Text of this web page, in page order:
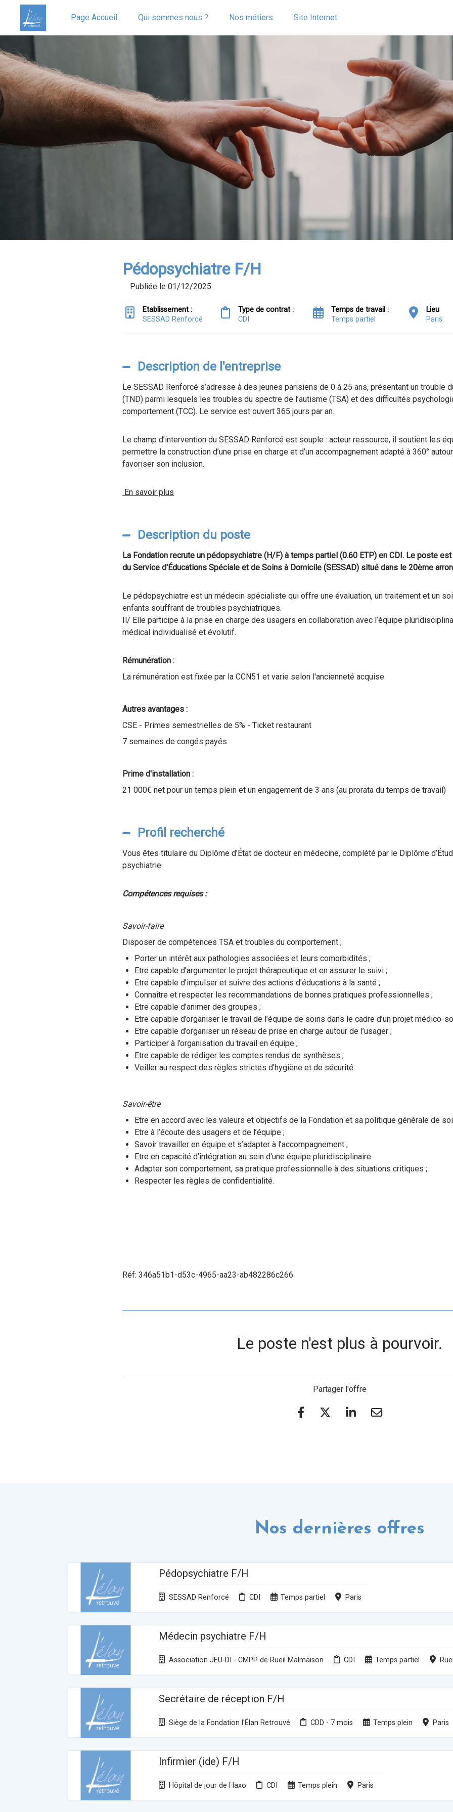
Page Accueil Qui sommes nous ? Nos métiers Site Internet
Pédopsychiatre F/H
Publiée le 01/12/2025
Etablissement :
SESSAD Renforcé
Type de contrat :
CDI
Temps de travail :
Temps partiel
Lieu
Paris
Description de l'entreprise
Le SESSAD Renforcé s’adresse à des jeunes parisiens de 0 à 25 ans, présentant un trouble
(TND) parmi lesquels les troubles du spectre de l’autisme (TSA) et des difficultés
comportement (TCC). Le service est ouvert 365 jours par an.
Le champ d’intervention du SESSAD Renforcé est souple : acteur ressource, il soutient les
permettre la construction d’une prise en charge et d’un accompagnement adapté à 360°
favoriser son inclusion.
En savoir plus
Description du poste
La Fondation recrute un pédopsychiatre (H/F) à temps partiel (0.60 ETP) en CDI. Le poste
du Service d'Éducations Spéciale et de Soins à Domicile (SESSAD) situé dans le 20ème
Le pédopsychiatre est un médecin spécialiste qui offre une évaluation, un traitement et un
enfants souffrant de troubles psychiatriques.
Il/ Elle participe à la prise en charge des usagers en collaboration avec l’équipe
médical individualisé et évolutif.
Rémunération :
La rémunération est fixée par la CCN51 et varie selon l'ancienneté acquise.
Autres avantages :
CSE - Primes semestrielles de 5% - Ticket restaurant
7 semaines de congés payés
Prime d'installation :
21 000€ net pour un temps plein et un engagement de 3 ans (au prorata du temps de travail)
Profil recherché
Vous êtes titulaire du Diplôme d’État de docteur en médecine, complété par le Diplôme
psychiatrie
Compétences requises :
Savoir-faire
Disposer de compétences TSA et troubles du comportement ;
Porter un intérêt aux pathologies associées et leurs comorbidités ;
Etre capable d’argumenter le projet thérapeutique et en assurer le suivi ;
Etre capable d’impulser et suivre des actions d’éducations à la santé ;
Connaître et respecter les recommandations de bonnes pratiques professionnelles ;
Etre capable d’animer des groupes ;
Etre capable d’organiser le travail de l’équipe de soins dans le cadre d’un projet médico-
Etre capable d’organiser un réseau de prise en charge autour de l’usager ;
Participer à l’organisation du travail en équipe ;
Etre capable de rédiger les comptes rendus de synthèses ;
Veiller au respect des règles strictes d’hygiène et de sécurité.
Savoir-être
Etre en accord avec les valeurs et objectifs de la Fondation et sa politique générale de
Etre à l’écoute des usagers et de l’équipe ;
Savoir travailler en équipe et s’adapter à l’accompagnement ;
Etre en capacité d'intégration au sein d'une équipe pluridisciplinaire.
Adapter son comportement, sa pratique professionnelle à des situations critiques ;
Respecter les règles de confidentialité.
Réf: 346a51b1-d53c-4965-aa23-ab482286c266
Le poste n'est plus à pourvoir.
Partager l'offre
Nos dernières offres
Pédopsychiatre F/H
SESSAD Renforcé CDI Temps partiel Paris
Médecin psychiatre F/H
Association JEU-DI - CMPP de Rueil Malmaison CDI Temps partiel
Secrétaire de réception F/H
Siège de la Fondation l'Élan Retrouvé CDD - 7 mois Temps plein Paris
Infirmier (ide) F/H
Hôpital de jour de Haxo CDI Temps plein Paris